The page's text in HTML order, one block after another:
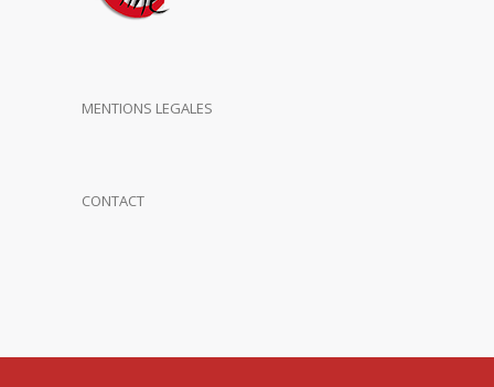
MENTIONS LEGALES
CONTACT